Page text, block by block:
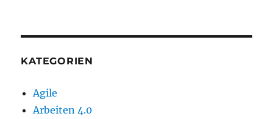
KATEGORIEN
Agile
Arbeiten 4.0